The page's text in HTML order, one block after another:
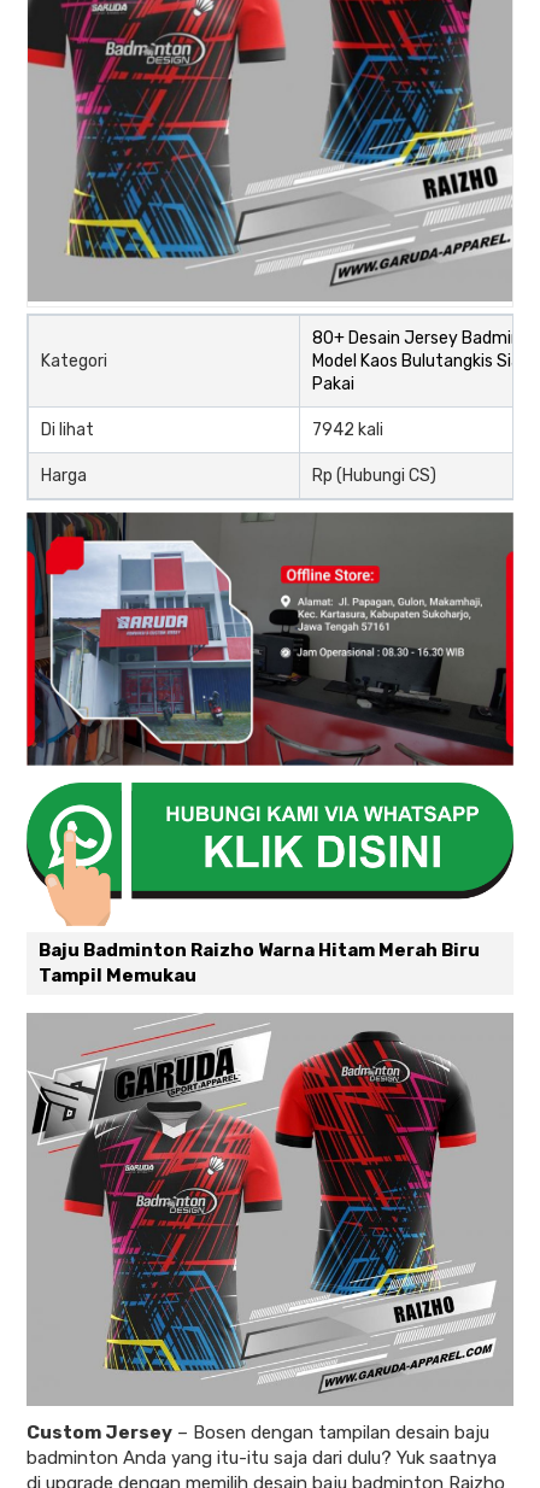
Kategori
80+ Desain Jersey
Model Kaos Bulutangkis Siap
Pakai
Di lihat 7942 kali
Harga Rp (Hubungi CS)
Baju Badminton Raizho Warna Hitam Merah Biru
Tampil Memukau
Custom Jersey – Bosen dengan tampilan desain baju
badminton Anda yang itu-itu saja dari dulu? Yuk saatnya
di upgrade dengan memilih desain baju badminton Raizho